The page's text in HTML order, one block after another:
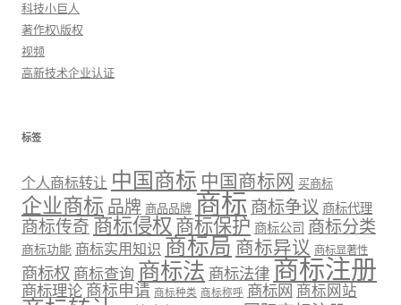
科技小巨人
著作权\版权
视频
高新技术企业认证
标签
个人商标转让 中国商标 中国商标网 买商标
企业商标 品牌 商品品牌 商标 商标争议 商标代理
商标传奇 商标侵权 商标保护 商标公司 商标分类
商标功能 商标实用知识 商标局 商标异议 商标显著性
商标权 商标查询 商标法 商标法律 商标注册
商标理论 商标申请 商标种类 商标称呼 商标网 商标网站